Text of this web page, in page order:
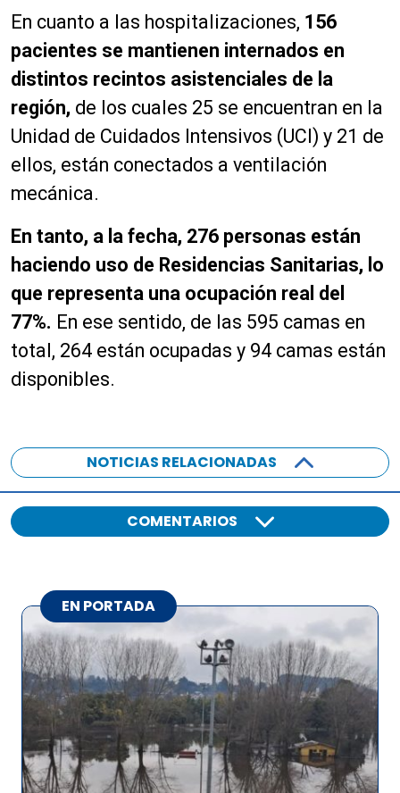
En cuanto a las hospitalizaciones, 156
pacientes se mantienen internados en
distintos recintos asistenciales de la
región, de los cuales 25 se encuentran en la
Unidad de Cuidados Intensivos (UCI) y 21 de
ellos, están conectados a ventilación
mecánica.
En tanto, a la fecha, 276 personas están
haciendo uso de Residencias Sanitarias, lo
que representa una ocupación real del
77%. En ese sentido, de las 595 camas en
total, 264 están ocupadas y 94 camas están
disponibles.
NOTICIAS RELACIONADAS
COMENTARIOS
EN PORTADA